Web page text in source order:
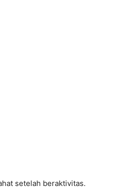
setelah beraktivitas.